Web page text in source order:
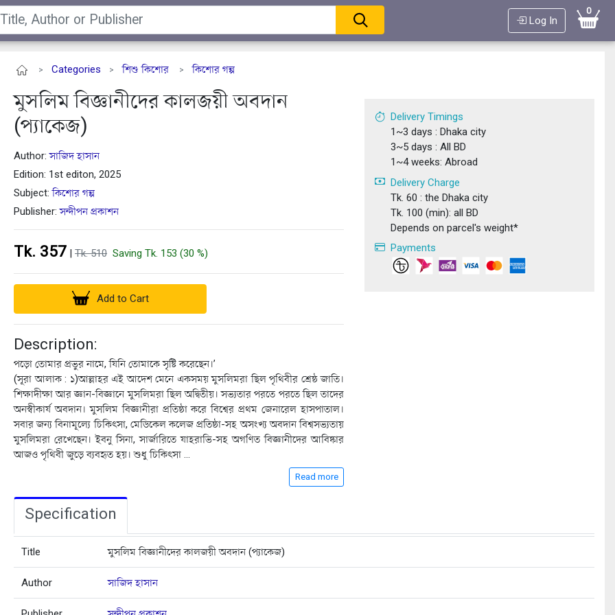
Log In
0
> Categories >শিশু কিশোর >কিশোর গল্প
মুসলিম বিজ্ঞানীদের কালজয়ী অবদান
(প্যাকেজ)
Author:সাজিদ হাসান
Edition: 1st editon, 2025
Subject:কিশোর গল্প
Publisher:সন্দীপন প্রকাশন
Tk. 357 | Tk. 510 Saving Tk. 153 (30 %)
Add to Cart
Description:
পড়ো তোমার প্রভুর নামে, যিনি তোমাকে সৃষ্টি করেছেন।’
(সূরা আলাক : ১)আল্লাহর এই আদেশ মেনে একসময় মুসলিমরা ছিল পৃথিবীর শ্রেষ্ঠ জাতি।
শিক্ষাদীক্ষা আর জ্ঞান-বিজ্ঞানে মুসলিমরা ছিল অদ্বিতীয়। সভ্যতার পরতে পরতে ছিল তাদের
অনস্বীকার্য অবদান। মুসলিম বিজ্ঞানীরা প্রতিষ্ঠা করে বিশ্বের প্রথম জেনারেল হাসপাতাল।
সবার জন্য বিনামূল্যে চিকিৎসা, মেডিকেল কলেজ প্রতিষ্ঠা-সহ অসংখ্য অবদান বিশ্বসভ্যতায়
মুসলিমরা রেখেছেন। ইবনু সিনা, সার্জারিতে যাহরাভি-সহ অগণিত বিজ্ঞানীদের আবিষ্কার
আজও পৃথিবী জুড়ে ব্যবহৃত হয়। শুধু চিকিৎসা ...
Read more
Delivery Timings
1~3 days : Dhaka city
3~5 days : All BD
1~4 weeks: Abroad
Delivery Charge
Tk. 60 : the Dhaka city
Tk. 100 (min): all BD
Depends on parcel's weight*
Payments
Specification
Title মুসলিম বিজ্ঞানীদের কালজয়ী অবদান (প্যাকেজ)
Author সাজিদ হাসান